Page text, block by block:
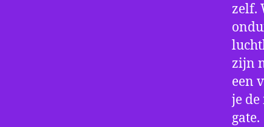
zelf.
zijn
een
je
gate.